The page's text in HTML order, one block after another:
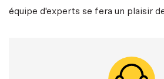
équipe d'experts se fera un plaisir